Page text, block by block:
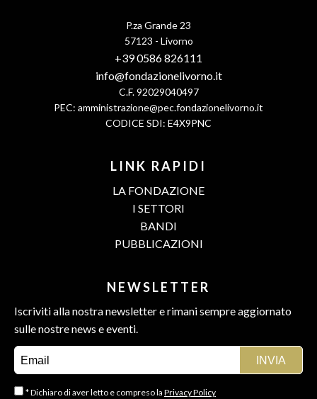
P.za Grande 23
57123 - Livorno
+39 0586 826111
info@fondazionelivorno.it
C.F. 92029040497
PEC: amministrazione@pec.fondazionelivorno.it
CODICE SDI: E4X9PNC
LINK RAPIDI
LA FONDAZIONE
I SETTORI
BANDI
PUBBLICAZIONI
NEWSLETTER
Iscriviti alla nostra newsletter e rimani sempre aggiornato
sulle nostre news e eventi.
* Dichiaro di aver letto e compreso la Privacy Policy